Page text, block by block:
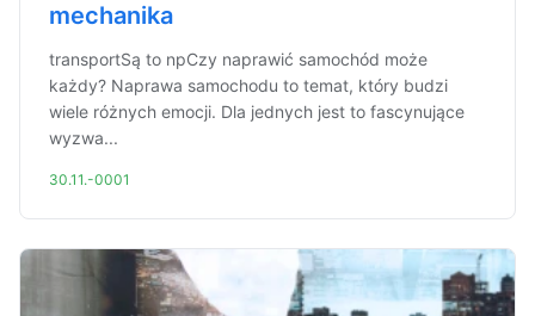
mechanika
transportSą to npCzy naprawić samochód może
każdy? Naprawa samochodu to temat, który budzi
wiele różnych emocji. Dla jednych jest to fascynujące
wyzwa...
30.11.-0001